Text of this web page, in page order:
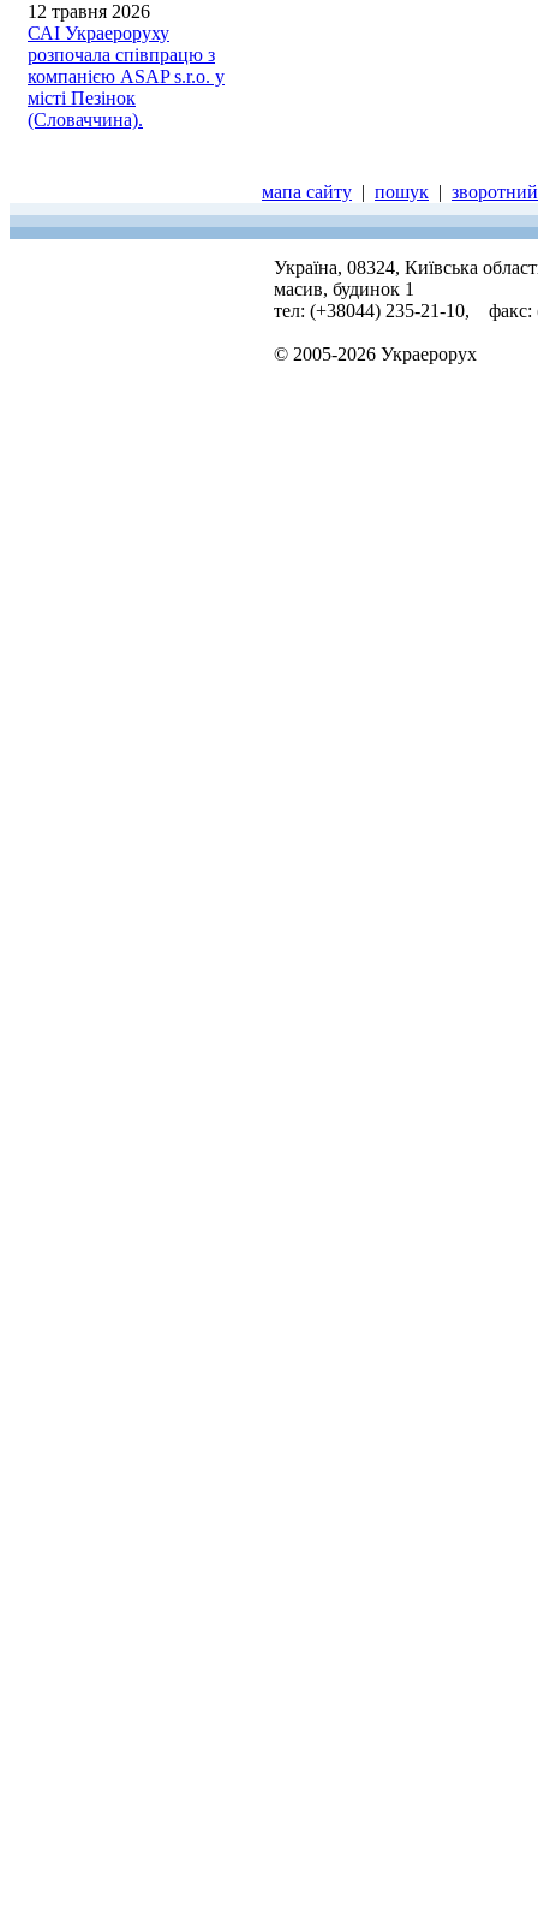
12 травня 2026
САІ Украероруху
розпочала співпрацю з
компанією ASAP s.r.o. у
місті Пезінок
(Словаччина).
мапа сайту | пошук |
Україна, 08324, Київська
масив, будинок 1
тел: (+38044) 235-21-10, факс:
© 2005-2026 Украерорух